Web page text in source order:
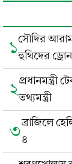
১সৌদির
হুথিদের
২প্রধানমন্ত্রী
তথ্যমন্ত্রী
৩ব্রাজিলে
৪